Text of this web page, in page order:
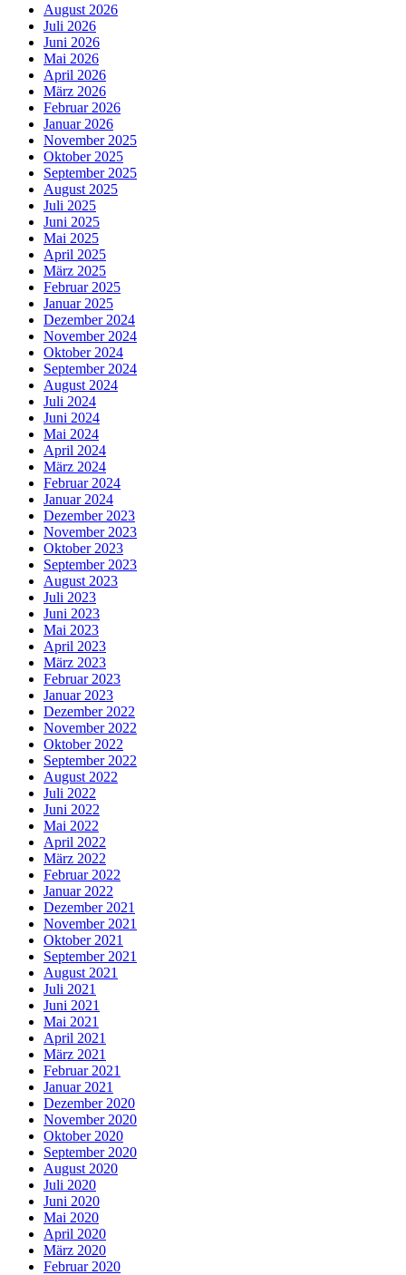
August 2026
Juli 2026
Juni 2026
Mai 2026
April 2026
März 2026
Februar 2026
Januar 2026
November 2025
Oktober 2025
September 2025
August 2025
Juli 2025
Juni 2025
Mai 2025
April 2025
März 2025
Februar 2025
Januar 2025
Dezember 2024
November 2024
Oktober 2024
September 2024
August 2024
Juli 2024
Juni 2024
Mai 2024
April 2024
März 2024
Februar 2024
Januar 2024
Dezember 2023
November 2023
Oktober 2023
September 2023
August 2023
Juli 2023
Juni 2023
Mai 2023
April 2023
März 2023
Februar 2023
Januar 2023
Dezember 2022
November 2022
Oktober 2022
September 2022
August 2022
Juli 2022
Juni 2022
Mai 2022
April 2022
März 2022
Februar 2022
Januar 2022
Dezember 2021
November 2021
Oktober 2021
September 2021
August 2021
Juli 2021
Juni 2021
Mai 2021
April 2021
März 2021
Februar 2021
Januar 2021
Dezember 2020
November 2020
Oktober 2020
September 2020
August 2020
Juli 2020
Juni 2020
Mai 2020
April 2020
März 2020
Februar 2020